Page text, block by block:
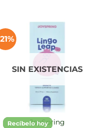
SIN EXISTENCIAS
Recíbelo hoyJoySpring